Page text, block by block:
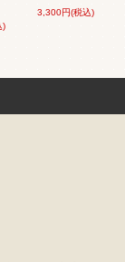
)
3,300円(税込)